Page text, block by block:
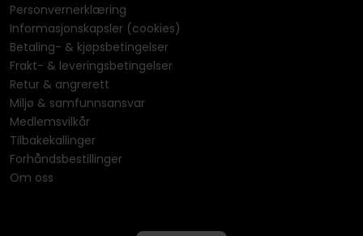
Personvernerklæring
Informasjonskapsler (cookies)
Betaling- & kjøpsbetingelser
Frakt- & leveringsbetingelser
Retur & angrerett
Miljø & samfunnsansvar
Medlemsvilkår
Tilbakekallinger
Forhåndsbestillinger
Om oss